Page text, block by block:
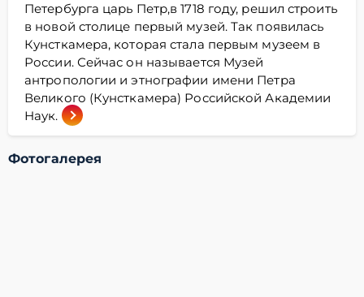
Петербурга царь Петр,в 1718 году, решил строить
в новой столице первый музей. Так появилась
Кунсткамера, которая стала первым музеем в
России. Сейчас он называется Музей
антропологии и этнографии имени Петра
Великого (Кунсткамера) Российской Академии
Наук.
Фотогалерея